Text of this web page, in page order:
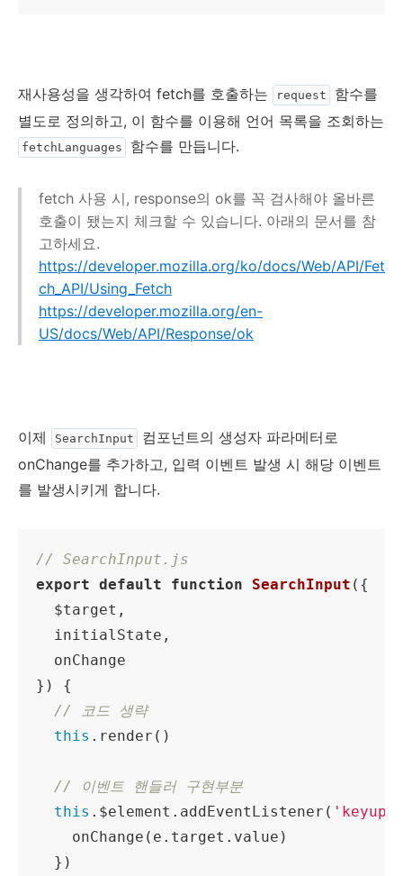
재사용성을 생각하여 fetch를 호출하는 request
함수를
별도로 정의하고, 이 함수를 이용해 언어 목록을 조회하는
fetchLanguages 함수를 만듭니다.
fetch 사용 시, response의 ok를 꼭 검사해야 올바른
호출이 됐는지 체크할 수 있습니다. 아래의 문서를 참
고하세요.
https://developer.mozilla.org/ko/docs/Web/API/Fet
ch_API/Using_Fetch
https://developer.mozilla.org/en-
US/docs/Web/API/Response/ok
이제 SearchInput
컴포넌트의 생성자 파라메터로
onChange를 추가하고, 입력 이벤트 발생 시 해당 이벤트
를 발생시키게 합니다.
// SearchInput.js
export default function SearchInput ( {
  $target,
  initialState,
  onChange
} ) {
// 코드 생략
this .render()
// 이벤트 핸들러 구현부분
this .$element.addEventListener( 'keyup'
    onChange(e.target.value)
  })